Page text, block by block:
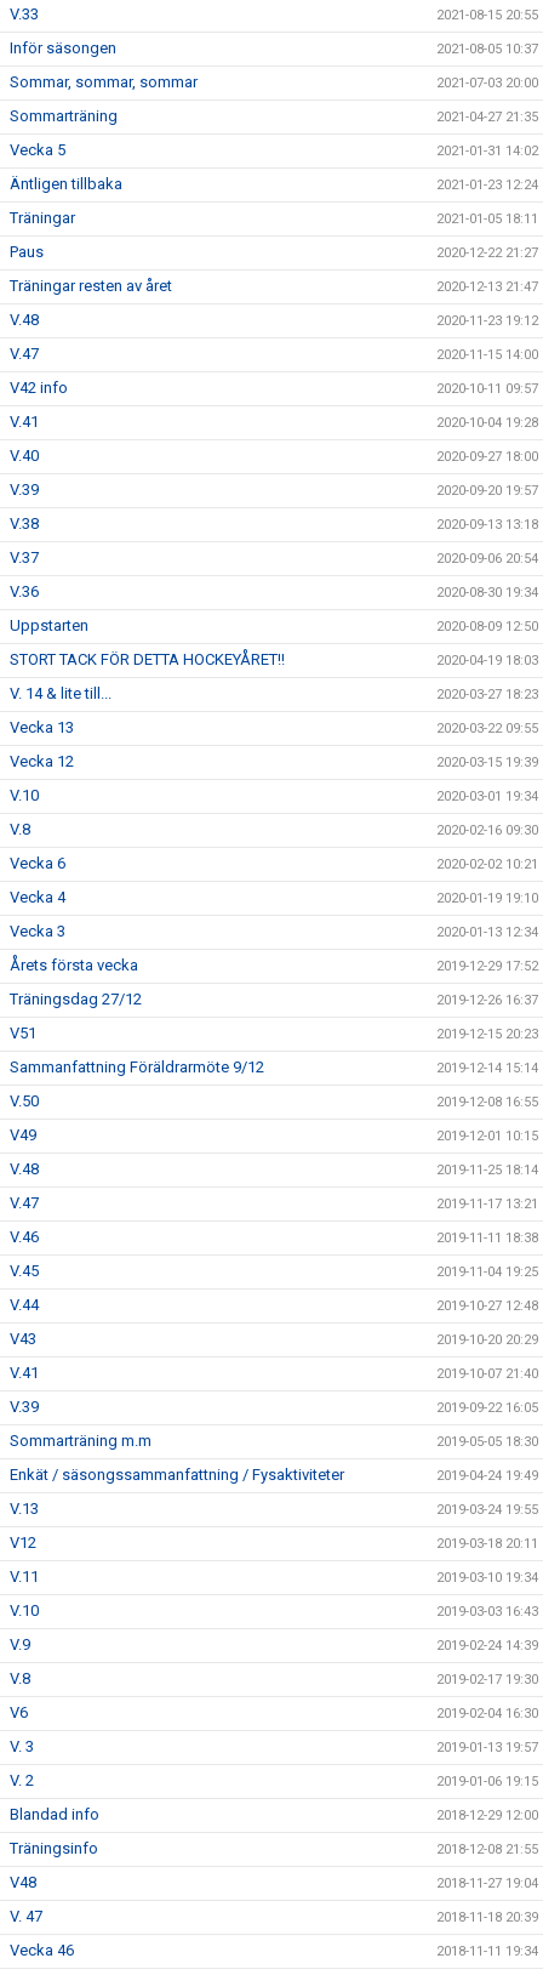
V.33 2021-08-15 20:55
Inför säsongen 2021-08-05 10:37
Sommar, sommar, sommar 2021-07-03 20:00
Sommarträning 2021-04-27 21:35
Vecka 5 2021-01-31 14:02
Äntligen tillbaka 2021-01-23 12:24
Träningar 2021-01-05 18:11
Paus 2020-12-22 21:27
Träningar resten av året 2020-12-13 21:47
V.48 2020-11-23 19:12
V.47 2020-11-15 14:00
V42 info 2020-10-11 09:57
V.41 2020-10-04 19:28
V.40 2020-09-27 18:00
V.39 2020-09-20 19:57
V.38 2020-09-13 13:18
V.37 2020-09-06 20:54
V.36 2020-08-30 19:34
Uppstarten 2020-08-09 12:50
STORT TACK FÖR DETTA HOCKEYÅRET!! 2020-04-19 18:03
V. 14 & lite till... 2020-03-27 18:23
Vecka 13 2020-03-22 09:55
Vecka 12 2020-03-15 19:39
V.10 2020-03-01 19:34
V.8 2020-02-16 09:30
Vecka 6 2020-02-02 10:21
Vecka 4 2020-01-19 19:10
Vecka 3 2020-01-13 12:34
Årets första vecka 2019-12-29 17:52
Träningsdag 27/12 2019-12-26 16:37
V51 2019-12-15 20:23
Sammanfattning Föräldrarmöte 9/12 2019-12-14 15:14
V.50 2019-12-08 16:55
V49 2019-12-01 10:15
V.48 2019-11-25 18:14
V.47 2019-11-17 13:21
V.46 2019-11-11 18:38
V.45 2019-11-04 19:25
V.44 2019-10-27 12:48
V43 2019-10-20 20:29
V.41 2019-10-07 21:40
V.39 2019-09-22 16:05
Sommarträning m.m 2019-05-05 18:30
Enkät / säsongssammanfattning / Fysaktiviteter 2019-04-24 19:49
V.13 2019-03-24 19:55
V12 2019-03-18 20:11
V.11 2019-03-10 19:34
V.10 2019-03-03 16:43
V.9 2019-02-24 14:39
V.8 2019-02-17 19:30
V6 2019-02-04 16:30
V. 3 2019-01-13 19:57
V. 2 2019-01-06 19:15
Blandad info 2018-12-29 12:00
Träningsinfo 2018-12-08 21:55
V48 2018-11-27 19:04
V. 47 2018-11-18 20:39
Vecka 46 2018-11-11 19:34